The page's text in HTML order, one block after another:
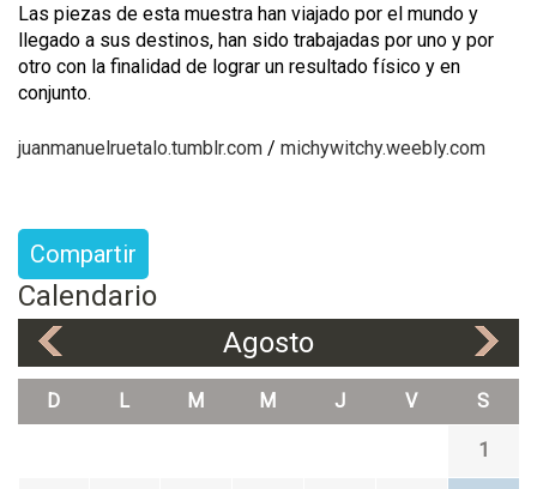
Las piezas de esta muestra han viajado por el mundo y
llegado a sus destinos, han sido trabajadas por uno y por
otro con la finalidad de lograr un resultado físico y en
conjunto.
juanmanuelruetalo.tumblr.com / michywitchy.weebly.com
Compartir
Calendario
Agosto
D L M M J V S
1